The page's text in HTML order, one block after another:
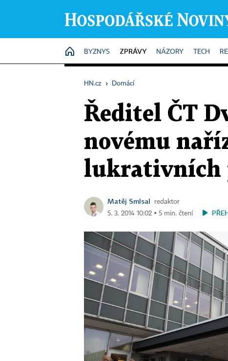
HOME
BYZNYS ZPRÁVY NÁZORY TECH
HN.cz › Domácí
Ředitel ČT
novému
lukrativních
Matěj Smlsal
redaktor
5. 3. 2014 10:02 ▪ 5 min. čtení